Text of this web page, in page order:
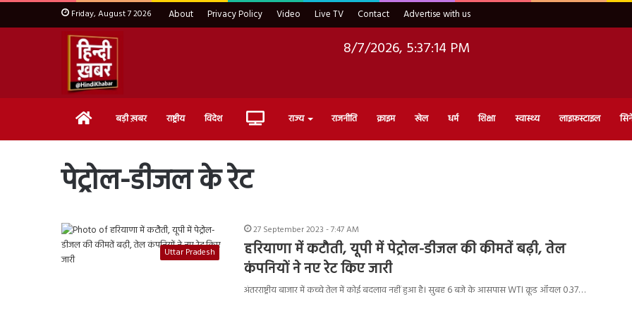
Friday, August 7 2026 About Privacy Policy Video Live TV Contact Advertise with us
8/7/2026, 5:37:15 PM
Home बड़ी ख़बर राष्ट्रीय विदेश Live राज्य राजनीति क्राइम खेल धर्म शिक्षा स्वास्थ्य लाइफ़स्टाइल
पेट्रोल-डीजल के रेट
Uttar Pradesh
27 September 2023 - 7:47 AM
हरियाणा में कटौती, यूपी में पेट्रोल-डीजल की कीमतें बढ़ी, तेल
कंपनियों ने नए रेट किए जारी
अंतरराष्ट्रीय बाजार में कच्चे तेल में कोई बदलाव नहीं हुआ है। सुबह 6 बजे के आसपास WTI क्रूड ऑयल 0.37…